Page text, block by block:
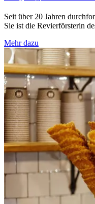
Seit über 20 Jahren
Sie ist die Revierförsterin
Mehr dazu